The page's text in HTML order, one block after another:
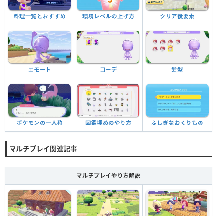
料理一覧とおすすめ 環境レベルの上げ方 クリア後要素
エモート コーデ 髪型
ポケモンの一人称 図鑑埋めのやり方 ふしぎなおくりもの
マルチプレイ関連記事
マルチプレイやり方解説